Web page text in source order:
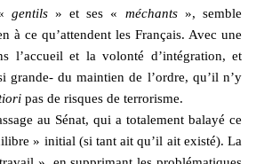
gentils» et ses « méchants», semble
à ce qu’attendent les Français. Avec une
l’accueil et la volonté d’intégration, et
grande- du maintien de l’ordre, qu’il n’y
pas de risques de terrorisme.
au Sénat, qui a totalement balayé ce
» initial (si tant ait qu’il ait existé). La